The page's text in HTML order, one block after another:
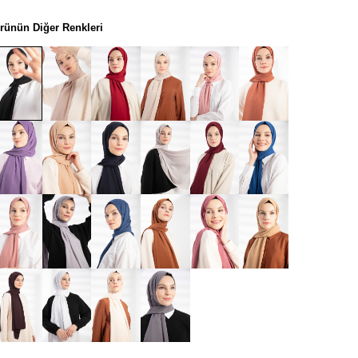
Diğer Renkleri